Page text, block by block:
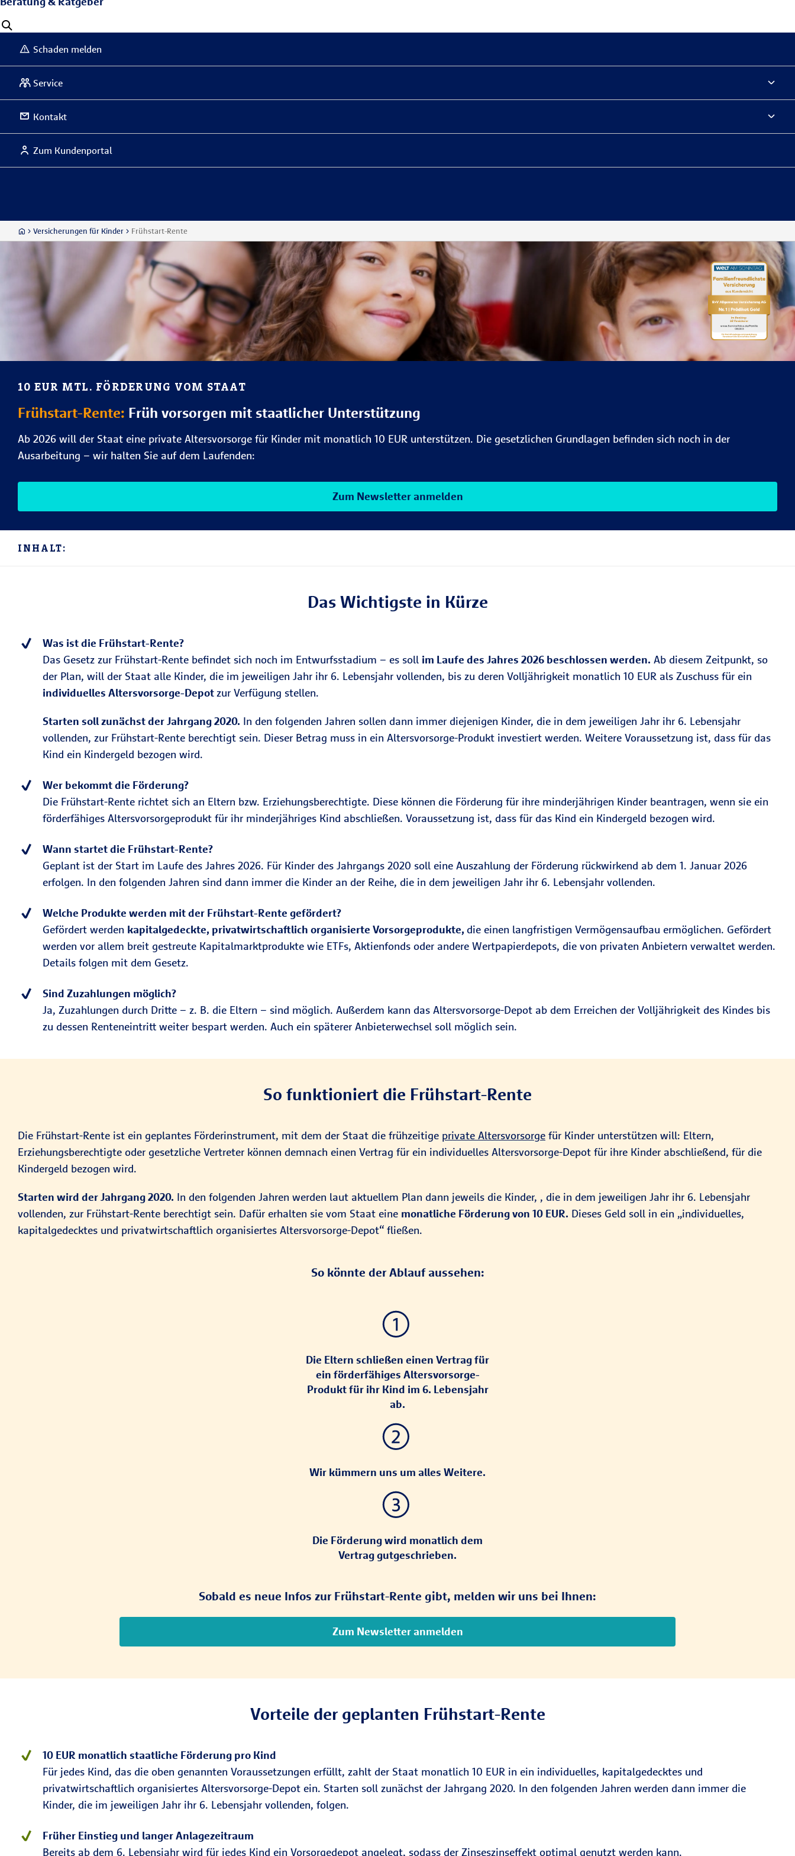
Schaden melden
Service
Kontakt
Zum Kundenportal
Versicherungen für Kinder Frühstart-Rente
10 EUR MTL. FÖRDERUNG VOM STAAT
Frühstart-Rente: Früh vorsorgen mit staatlicher Unterstützung
Ab 2026 will der Staat eine private Altersvorsorge für Kinder mit monatlich 10 EUR unterstützen. Die gesetzlichen Grundlagen befinden sich noch in der
Ausarbeitung – wir halten Sie auf dem Laufenden:
Zum Newsletter anmelden
INHALT:
Das Wichtigste in Kürze
Was ist die Frühstart-Rente?
Das Gesetz zur Frühstart-Rente befindet sich noch im Entwurfsstadium – es soll im Laufe des Jahres 2026 beschlossen werden. Ab diesem Zeitpunkt, so
der Plan, will der Staat alle Kinder, die im jeweiligen Jahr ihr 6. Lebensjahr vollenden, bis zu deren Volljährigkeit monatlich 10 EUR als Zuschuss für ein
individuelles Altersvorsorge-Depotzur Verfügung stellen.
Starten soll zunächst der Jahrgang 2020. In den folgenden Jahren sollen dann immer diejenigen Kinder, die in dem jeweiligen Jahr ihr 6. Lebensjahr
vollenden, zur Frühstart-Rente berechtigt sein. Dieser Betrag muss in ein Altersvorsorge-Produkt investiert werden. Weitere Voraussetzung ist, dass für das
Kind ein Kindergeld bezogen wird.
Wer bekommt die Förderung?
Die Frühstart-Rente richtet sich an Eltern bzw. Erziehungsberechtigte. Diese können die Förderung für ihre minderjährigen Kinder beantragen, wenn sie ein
förderfähiges Altersvorsorgeprodukt für ihr minderjähriges Kind abschließen. Voraussetzung ist, dass für das Kind ein Kindergeld bezogen wird.
Wann startet die Frühstart-Rente?
Geplant ist der Start im Laufe des Jahres 2026. Für Kinder des Jahrgangs 2020 soll eine Auszahlung der Förderung rückwirkend ab dem 1. Januar 2026
erfolgen. In den folgenden Jahren sind dann immer die Kinder an der Reihe, die in dem jeweiligen Jahr ihr 6. Lebensjahr vollenden.
Welche Produkte werden mit der Frühstart-Rente gefördert?
Gefördert werden kapitalgedeckte, privatwirtschaftlich organisierte Vorsorgeprodukte, die einen langfristigen Vermögensaufbau ermöglichen. Gefördert
werden vor allem breit gestreute Kapitalmarktprodukte wie ETFs, Aktienfonds oder andere Wertpapierdepots, die von privaten Anbietern verwaltet werden.
Details folgen mit dem Gesetz.
Sind Zuzahlungen möglich?
Ja, Zuzahlungen durch Dritte – z. B. die Eltern – sind möglich. Außerdem kann das Altersvorsorge-Depot ab dem Erreichen der Volljährigkeit des Kindes bis
zu dessen Renteneintritt weiter bespart werden. Auch ein späterer Anbieterwechsel soll möglich sein.
So funktioniert die Frühstart-Rente
Die Frühstart-Rente ist ein geplantes Förderinstrument, mit dem der Staat die frühzeitige private Altersvorsorge für Kinder unterstützen will: Eltern,
Erziehungsberechtigte oder gesetzliche Vertreter können demnach einen Vertrag für ein individuelles Altersvorsorge-Depot für ihre Kinder abschließend, für die
Kindergeld bezogen wird.
Starten wird der Jahrgang 2020. In den folgenden Jahren werden laut aktuellem Plan dann jeweils die Kinder, , die in dem jeweiligen Jahr ihr 6. Lebensjahr
vollenden, zur Frühstart-Rente berechtigt sein. Dafür erhalten sie vom Staat eine monatliche Förderung von 10 EUR. Dieses Geld soll in ein „individuelles,
kapitalgedecktes und privatwirtschaftlich organisiertes Altersvorsorge-Depot“ fließen.
So könnte der Ablauf aussehen:
Die Eltern schließen einen Vertrag für
ein förderfähiges Altersvorsorge-
Produkt für ihr Kind im 6. Lebensjahr
ab.
Wir kümmern uns um alles Weitere.
Die Förderung wird monatlich dem
Vertrag gutgeschrieben.
Sobald es neue Infos zur Frühstart-Rente gibt, melden wir uns bei Ihnen:
Zum Newsletter anmelden
Vorteile der geplanten Frühstart-Rente
10 EUR monatlich staatliche Förderung pro Kind
Für jedes Kind, das die oben genannten Voraussetzungen erfüllt, zahlt der Staat monatlich 10 EUR in ein individuelles, kapitalgedecktes und
privatwirtschaftlich organisiertes Altersvorsorge-Depot ein. Starten soll zunächst der Jahrgang 2020. In den folgenden Jahren werden dann immer die
Kinder, die im jeweiligen Jahr ihr 6. Lebensjahr vollenden, folgen.
Früher Einstieg und langer Anlagezeitraum
Bereits ab dem 6. Lebensjahr wird für jedes Kind ein Vorsorgedepot angelegt, sodass der Zinseszinseffekt optimal genutzt werden kann.